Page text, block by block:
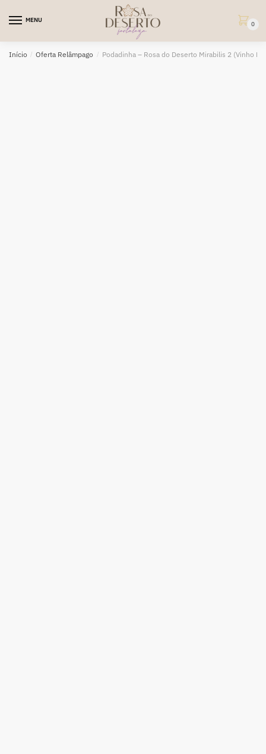
MENU
0
Início / Oferta Relâmpago / Podadinha – Rosa do Deserto Mirabilis 2 (Vinho